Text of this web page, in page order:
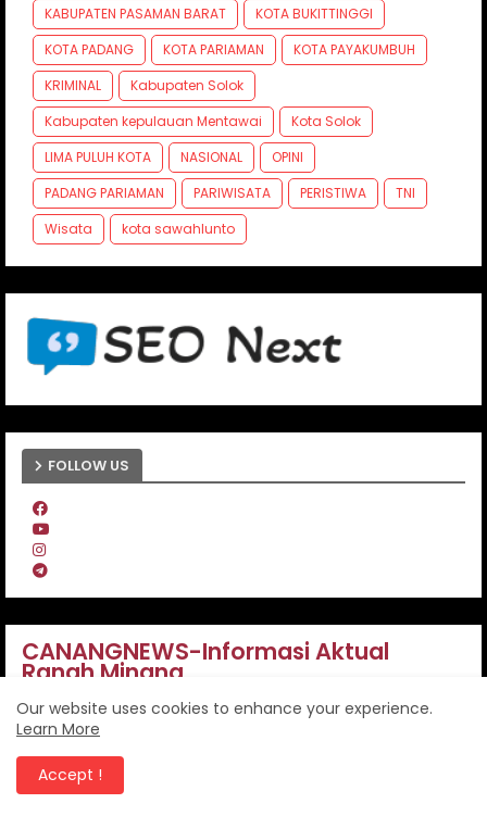
KABUPATEN PASAMAN BARAT
KOTA BUKITTINGGI
KOTA PADANG
KOTA PARIAMAN
KOTA PAYAKUMBUH
KRIMINAL
Kabupaten Solok
Kabupaten kepulauan Mentawai
Kota Solok
LIMA PULUH KOTA
NASIONAL
OPINI
PADANG PARIAMAN
PARIWISATA PERISTIWA
TNI
Wisata
kota sawahlunto
FOLLOW US
CANANGNEWS-Informasi Aktual
Ranah Minang
Beranda
Our website uses cookies to enhance your experience.
Learn More
Accept !